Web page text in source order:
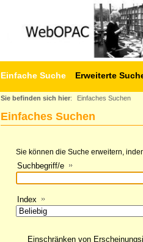
Einfache Suche Erweiterte
Sie befinden sich hier: Einfaches Suchen
Einfaches Suchen
Sie können die Suche erweitern,
Suchbegriff/e
Index
Einschränken von